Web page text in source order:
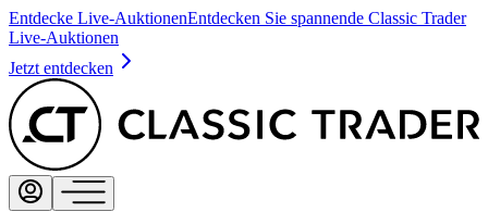
Entdecke Live-AuktionenEntdecken Sie spannende Classic Trader
Live-Auktionen
Jetzt entdecken